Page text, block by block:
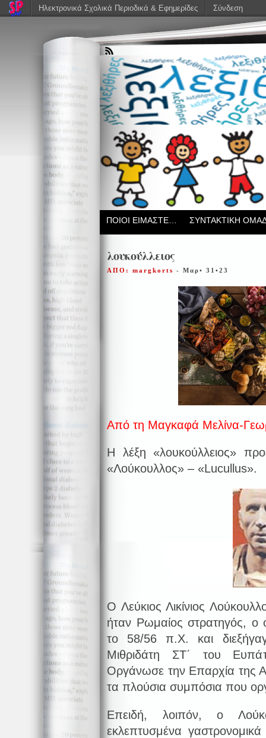
ΠΟΙΟΙ ΕΙΜΑΣΤΕ… ΣΥΝΤΑΚΤΙΚΗ
λουκούλλειος
ΑΠΟ: margkorts - Μαρ• 31•23
Από τη Μαγκαφά Μελίνα-
Η λέξη «λουκούλλειος»
«Λούκουλλος» – «Lucullus».
Ο Λεύκιος Λικίνιος
ήταν Ρωμαίος στρατηγός,
το 58/56 π.Χ. και
Μιθριδάτη ΣΤ΄ του
Οργάνωσε την Επαρχία της
τα πλούσια συμπόσια που
Επειδή, λοιπόν, ο
εκλεπτυσμένα
Ηλεκτρονικά Σχολικά Περιοδικά & Εφημερίδες Σύνδεση